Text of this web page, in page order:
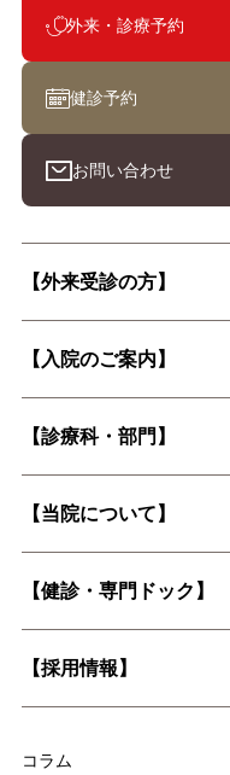
外来・診療予約
健診予約
お問い合わせ
【外来受診の方】
初診外来の流れ
【入院のご案内】
入院から退院までの流れ
【診療科・部門】
脳神経外科
【当院について】
院長挨拶
【健診・専門ドック】
【採用情報】
コラム